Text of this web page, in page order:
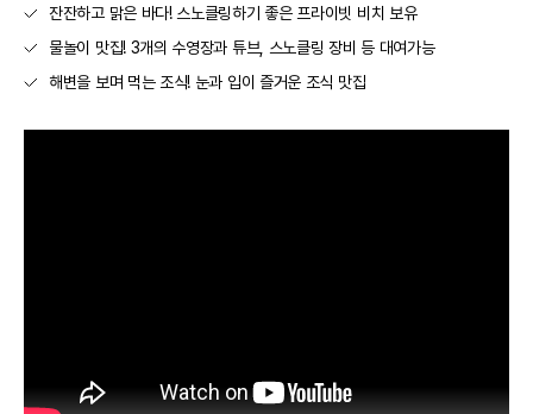
잔잔하고 맑은 바다! 스노클링하기 좋은 프라이빗 비치 보유
물놀이 맛집! 3개의 수영장과 튜브, 스노클링 장비 등 대여가능
해변을 보며 먹는 조식! 눈과 입이 즐거운 조식 맛집